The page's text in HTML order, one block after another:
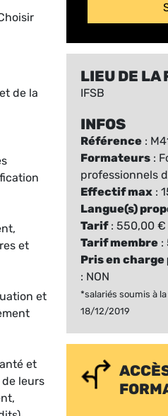
de la
et
et
et
leurs
LIEU DE LA
IFSB
INFOS
Référence :
Formateurs :
professionnels
Effectif max :
Langue(s)
Tarif: 550,00 €
Tarif membre :
Pris en charge
: NON
*salariés soumis à
18/12/2019